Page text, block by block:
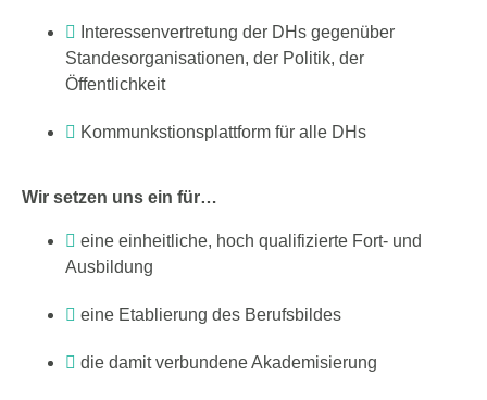
Interessenvertretung der DHs gegenüber
Standesorganisationen, der Politik, der
Öffentlichkeit
Kommunkstionsplattform für alle DHs
Wir setzen uns ein für…
eine einheitliche, hoch qualifizierte Fort- und
Ausbildung
eine Etablierung des Berufsbildes
die damit verbundene Akademisierung